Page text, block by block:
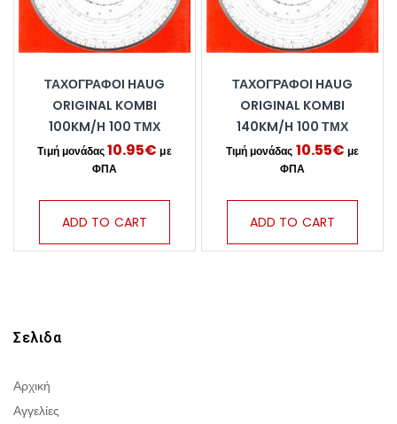
ΤΑΧΟΓΡΆΦΟΙ HAUG
ORIGINAL KOMBI
100KM/H 100 ΤΜΧ
10.95€
ADD TO CART
ΤΑΧΟΓΡΆΦΟΙ HAUG
ORIGINAL KOMBI
140KM/H 100 ΤΜΧ
10.55€
ADD TO CART
Σελιδα
Αρχική
Αγγελίες